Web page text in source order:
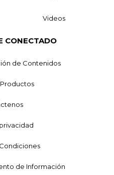
Videos
CONECTADO
de Contenidos
de Información